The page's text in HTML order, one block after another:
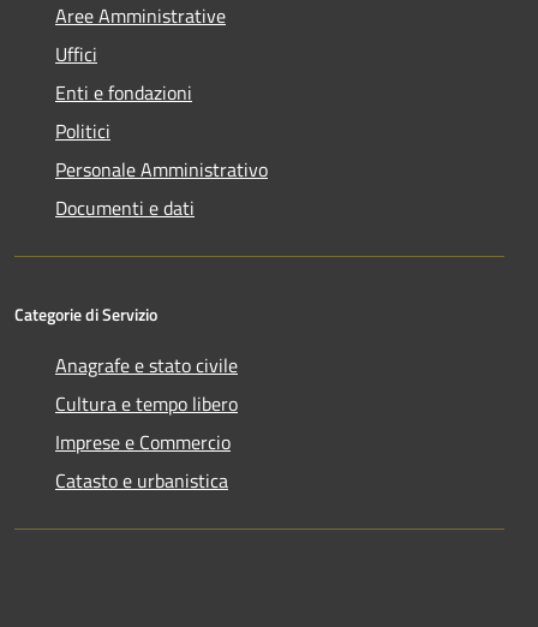
Aree Amministrative
Uffici
Enti e fondazioni
Politici
Personale Amministrativo
Documenti e dati
Categorie di Servizio
Anagrafe e stato civile
Cultura e tempo libero
Imprese e Commercio
Catasto e urbanistica